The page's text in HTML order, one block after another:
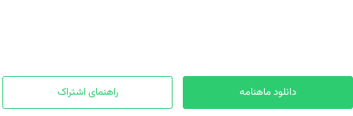
دانلود ماهنامه راهنمای اشتراک